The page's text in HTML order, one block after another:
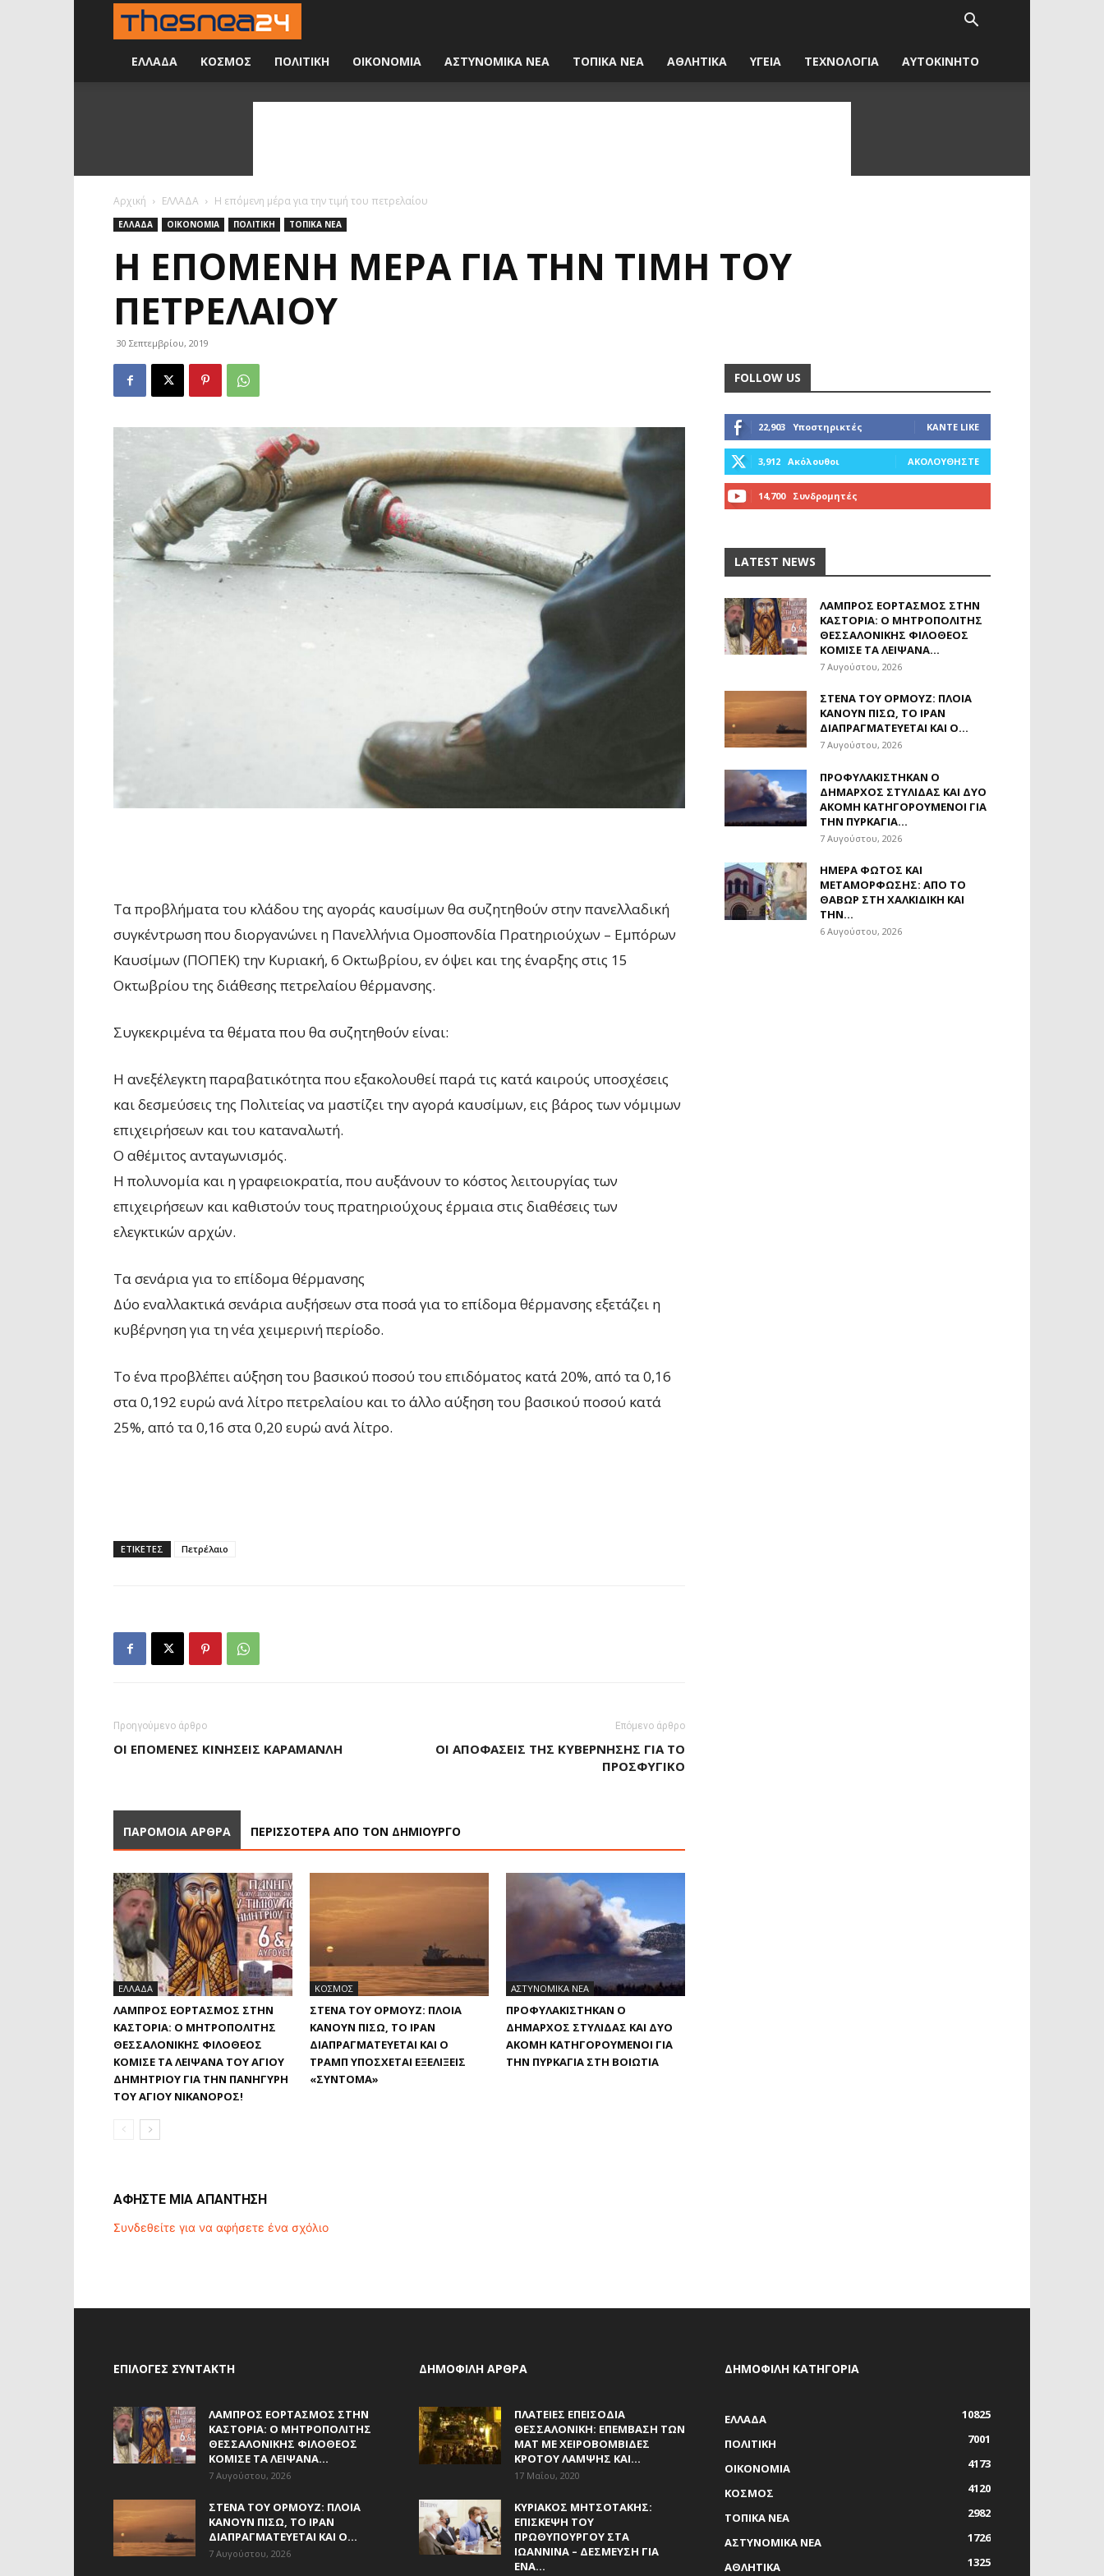
24
ώρες
ΕΛΛΑΔΑ ΚΟΣΜΟΣ ΠΟΛΙΤΙΚΗ ΟΙΚΟΝΟΜΙΑ ΑΣΤΥΝΟΜΙΚΑ ΝΕΑ ΤΟΠΙΚΑ ΝΕΑ ΑΘΛΗΤΙΚΑ ΥΓΕΙΑ ΤΕΧΝΟΛΟΓΙΑ ΑΥΤΟΚΙΝΗΤΟ
Αρχική ΕΛΛΑΔΑ Η επόμενη μέρα για την τιμή του πετρελαίου
ΕΛΛΑΔΑ ΟΙΚΟΝΟΜΙΑ ΠΟΛΙΤΙΚΗ ΤΟΠΙΚΑ ΝΕΑ
Η ΕΠΌΜΕΝΗ ΜΈΡΑ ΓΙΑ ΤΗΝ ΤΙΜΉ ΤΟΥ
ΠΕΤΡΕΛΑΊΟΥ
30 Σεπτεμβρίου, 2019
Τα προβλήματα του κλάδου της αγοράς καυσίμων θα συζητηθούν στην πανελλαδική
συγκέντρωση που διοργανώνει η Πανελλήνια Ομοσπονδία Πρατηριούχων – Εμπόρων
Καυσίμων (ΠΟΠΕΚ) την Κυριακή, 6 Οκτωβρίου, εν όψει και της έναρξης στις 15
Οκτωβρίου της διάθεσης πετρελαίου θέρμανσης.
Συγκεκριμένα τα θέματα που θα συζητηθούν είναι:
Η ανεξέλεγκτη παραβατικότητα που εξακολουθεί παρά τις κατά καιρούς υποσχέσεις
και δεσμεύσεις της Πολιτείας να μαστίζει την αγορά καυσίμων, εις βάρος των νόμιμων
επιχειρήσεων και του καταναλωτή.
Ο αθέμιτος ανταγωνισμός.
Η πολυνομία και η γραφειοκρατία, που αυξάνουν το κόστος λειτουργίας των
επιχειρήσεων και καθιστούν τους πρατηριούχους έρμαια στις διαθέσεις των
ελεγκτικών αρχών.
Τα σενάρια για το επίδομα θέρμανσης
Δύο εναλλακτικά σενάρια αυξήσεων στα ποσά για το επίδομα θέρμανσης εξετάζει η
κυβέρνηση για τη νέα χειμερινή περίοδο.
Το ένα προβλέπει αύξηση του βασικού ποσού του επιδόματος κατά 20%, από τα 0,16
στα 0,192 ευρώ ανά λίτρο πετρελαίου και το άλλο αύξηση του βασικού ποσού κατά
25%, από τα 0,16 στα 0,20 ευρώ ανά λίτρο.
ΕΤΙΚΕΤΕΣ Πετρέλαιο
Προηγούμενο άρθρο
ΟΙ ΕΠΌΜΕΝΕΣ ΚΙΝΉΣΕΙΣ ΚΑΡΑΜΑΝΛΉ
Επόμενο άρθρο
ΟΙ ΑΠΟΦΆΣΕΙΣ ΤΗΣ ΚΥΒΈΡΝΗΣΗΣ ΓΙΑ ΤΟ
ΠΡΟΣΦΥΓΙΚΌ
ΠΑΡΟΜΟΙΑ ΑΡΘΡΑ ΠΕΡΙΣΣΟΤΕΡΑ ΑΠΟ ΤΟΝ ΔΗΜΙΟΥΡΓΟ
ΕΛΛΑΔΑ
ΛΑΜΠΡΌΣ ΕΟΡΤΑΣΜΌΣ ΣΤΗΝ
ΚΑΣΤΟΡΙΆ: Ο ΜΗΤΡΟΠΟΛΊΤΗΣ
ΘΕΣΣΑΛΟΝΊΚΗΣ ΦΙΛΌΘΕΟΣ
ΚΌΜΙΣΕ ΤΑ ΛΕΊΨΑΝΑ ΤΟΥ ΑΓΊΟΥ
ΔΗΜΗΤΡΊΟΥ ΓΙΑ ΤΗΝ ΠΑΝΉΓΥΡΗ
ΤΟΥ ΑΓΊΟΥ ΝΙΚΆΝΟΡΟΣ!
ΚΟΣΜΟΣ
ΣΤΕΝΆ ΤΟΥ ΟΡΜΟΎΖ: ΠΛΟΊΑ
ΚΆΝΟΥΝ ΠΊΣΩ, ΤΟ ΙΡΆΝ
ΔΙΑΠΡΑΓΜΑΤΕΎΕΤΑΙ ΚΑΙ Ο
ΤΡΑΜΠ ΥΠΌΣΧΕΤΑΙ ΕΞΕΛΊΞΕΙΣ
«ΣΎΝΤΟΜΑ»
ΑΣΤΥΝΟΜΙΚΑ ΝΕΑ
ΠΡΟΦΥΛΑΚΊΣΤΗΚΑΝ Ο
ΔΉΜΑΡΧΟΣ ΣΤΥΛΊΔΑΣ ΚΑΙ ΔΎΟ
ΑΚΌΜΗ ΚΑΤΗΓΟΡΟΎΜΕΝΟΙ ΓΙΑ
ΤΗΝ ΠΥΡΚΑΓΙΆ ΣΤΗ ΒΟΙΩΤΊΑ
ΑΦΗΣΤΕ ΜΙΑ ΑΠΑΝΤΗΣΗ
Συνδεθείτε για να αφήσετε ένα σχόλιο
FOLLOW US
22,903 Υποστηρικτές ΚΆΝΤΕ LIKE
3,912 Ακόλουθοι ΑΚΟΛΟΥΘΉΣΤΕ
14,700 Συνδρομητές
LATEST NEWS
ΛΑΜΠΡΌΣ ΕΟΡΤΑΣΜΌΣ ΣΤΗΝ
ΚΑΣΤΟΡΙΆ: Ο ΜΗΤΡΟΠΟΛΊΤΗΣ
ΘΕΣΣΑΛΟΝΊΚΗΣ ΦΙΛΌΘΕΟΣ
ΚΌΜΙΣΕ ΤΑ ΛΕΊΨΑΝΑ...
7 Αυγούστου, 2026
ΣΤΕΝΆ ΤΟΥ ΟΡΜΟΎΖ: ΠΛΟΊΑ
ΚΆΝΟΥΝ ΠΊΣΩ, ΤΟ ΙΡΆΝ
ΔΙΑΠΡΑΓΜΑΤΕΎΕΤΑΙ ΚΑΙ Ο...
7 Αυγούστου, 2026
ΠΡΟΦΥΛΑΚΊΣΤΗΚΑΝ Ο
ΔΉΜΑΡΧΟΣ ΣΤΥΛΊΔΑΣ ΚΑΙ ΔΎΟ
ΑΚΌΜΗ ΚΑΤΗΓΟΡΟΎΜΕΝΟΙ ΓΙΑ
ΤΗΝ ΠΥΡΚΑΓΙΆ...
7 Αυγούστου, 2026
ΗΜΈΡΑ ΦΩΤΌΣ ΚΑΙ
ΜΕΤΑΜΌΡΦΩΣΗΣ: ΑΠΌ ΤΟ
ΘΑΒΏΡ ΣΤΗ ΧΑΛΚΙΔΙΚΉ ΚΑΙ
ΤΗΝ...
6 Αυγούστου, 2026
ΕΠΙΛΟΓΈΣ ΣΥΝΤΆΚΤΗ
ΛΑΜΠΡΌΣ ΕΟΡΤΑΣΜΌΣ ΣΤΗΝ
ΚΑΣΤΟΡΙΆ: Ο ΜΗΤΡΟΠΟΛΊΤΗΣ
ΘΕΣΣΑΛΟΝΊΚΗΣ ΦΙΛΌΘΕΟΣ
ΚΌΜΙΣΕ ΤΑ ΛΕΊΨΑΝΑ...
7 Αυγούστου, 2026
ΣΤΕΝΆ ΤΟΥ ΟΡΜΟΎΖ: ΠΛΟΊΑ
ΚΆΝΟΥΝ ΠΊΣΩ, ΤΟ ΙΡΆΝ
ΔΙΑΠΡΑΓΜΑΤΕΎΕΤΑΙ ΚΑΙ Ο...
7 Αυγούστου, 2026
ΔΗΜΟΦΙΛΗ ΑΡΘΡΑ
ΠΛΑΤΕΊΕΣ ΕΠΕΙΣΌΔΙΑ
ΘΕΣΣΑΛΟΝΊΚΗ: ΕΠΈΜΒΑΣΗ ΤΩΝ
ΜΑΤ ΜΕ ΧΕΙΡΟΒΟΜΒΊΔΕΣ
ΚΡΌΤΟΥ ΛΆΜΨΗΣ ΚΑΙ...
17 Μαΐου, 2020
ΚΥΡΙΆΚΟΣ ΜΗΤΣΟΤΆΚΗΣ:
ΕΠΊΣΚΕΨΗ ΤΟΥ
ΠΡΩΘΥΠΟΥΡΓΟΎ ΣΤΑ
ΙΩΆΝΝΙΝΑ – ΔΈΣΜΕΥΣΗ ΓΙΑ
ΈΝΑ...
ΔΗΜΟΦΙΛΗ ΚΑΤΗΓΟΡΙΑ
ΕΛΛΑΔΑ
10825
ΠΟΛΙΤΙΚΗ
7001
ΟΙΚΟΝΟΜΙΑ
4173
ΚΟΣΜΟΣ
4120
ΤΟΠΙΚΑ ΝΕΑ
2982
ΑΣΤΥΝΟΜΙΚΑ ΝΕΑ
1726
ΑΘΛΗΤΙΚΑ
1325